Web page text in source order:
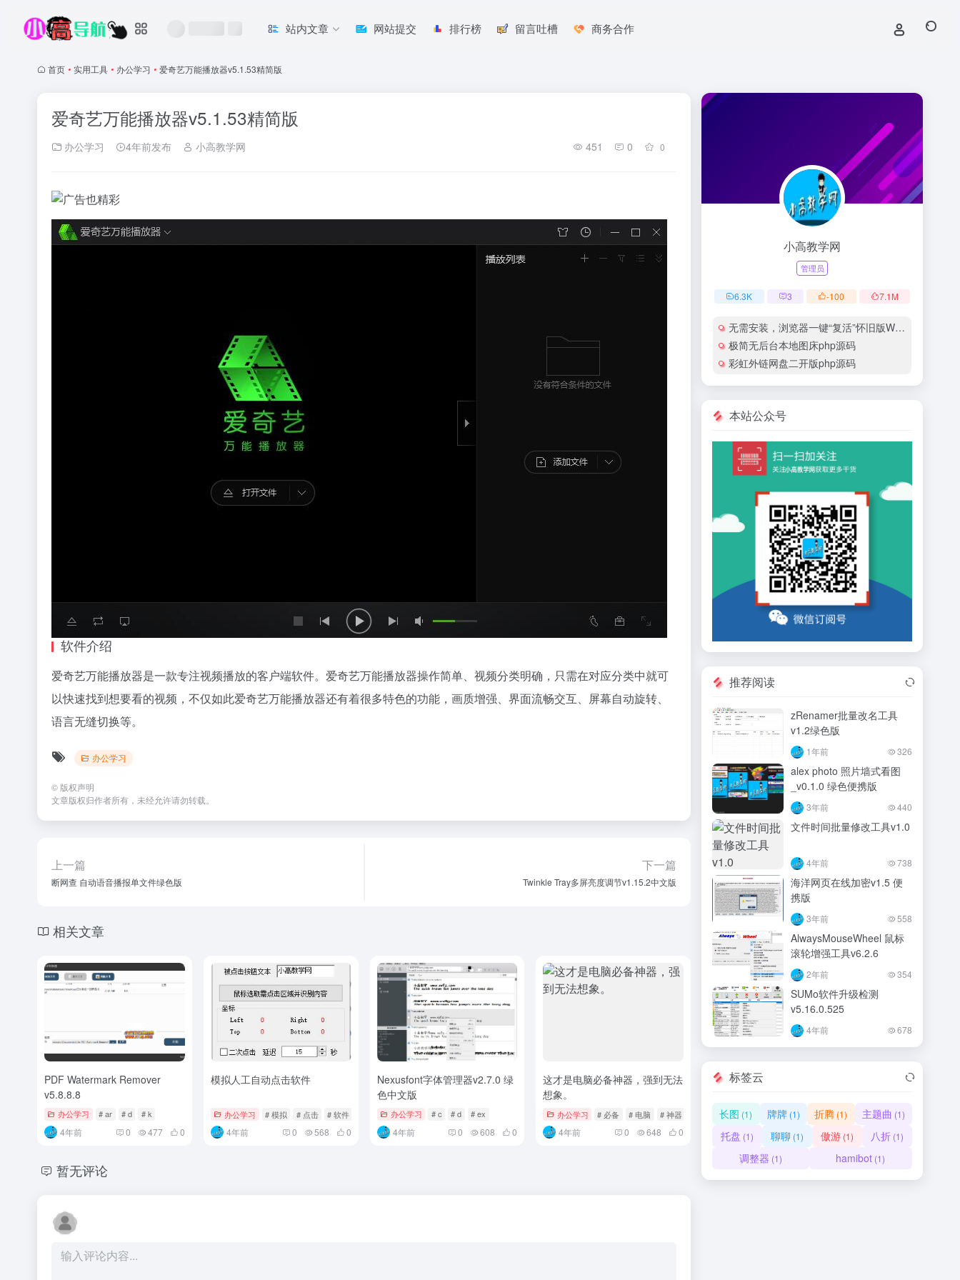
站内文章 网站提交 排行榜 留言吐槽 商务合作
首页 • 实用工具 • 办公学习 • 爱奇艺万能播放器v5.1.53精简版
爱奇艺万能播放器v5.1.53精简版
办公学习 4年前发布 小高教学网 451 0 0
软件介绍
爱奇艺万能播放器是一款专注视频播放的客户端软件。爱奇艺万能播放器操作简单、视频分类明确，只需在对应分类中就可
以快速找到想要看的视频，不仅如此爱奇艺万能播放器还有着很多特色的功能，画质增强、界面流畅交互、屏幕自动旋转、
语言无缝切换等。
办公学习
© 版权声明
文章版权归作者所有，未经允许请勿转载。
上一篇
断网查 自动语音播报单文件绿色版
下一篇
Twinkle Tray多屏亮度调节v1.15.2中文版
相关文章
PDF Watermark Remover
v5.8.8.8
办公学习 # ar # d # k
4年前 0 477 0
模拟人工自动点击软件
办公学习 # 模拟 # 点击 # 软件
4年前 0 568 0
Nexusfont字体管理器v2.7.0 绿
色中文版
办公学习 # c # d # ex
4年前 0 608 0
这才是电脑必备神器，强到无法
想象。
办公学习 # 必备 # 电脑 # 神器
4年前 0 648 0
暂无评论
小高教学网
管理员
6.3K 3 -100 7.1M
无需安装，浏览器一键“复活”怀旧版Windows
极简无后台本地图床php源码
彩虹外链网盘二开版php源码
本站公众号
推荐阅读
zRenamer批量改名工具
v1.2绿色版
1年前 326
alex photo 照片墙式看图
_v0.1.0 绿色便携版
3年前 440
文件时间批量修改工具v1.0
4年前 738
海洋网页在线加密v1.5 便
携版
3年前 558
AlwaysMouseWheel 鼠标
滚轮增强工具v6.2.6
2年前 354
SUMo软件升级检测
v5.16.0.525
4年前 678
标签云
长图 (1) 牌牌(1) 折腾 (1) 主题曲 (1)
托盘 (1) 聊聊 (1) 傲游 (1) 八折 (1)
调整器 (1) hamibot (1)